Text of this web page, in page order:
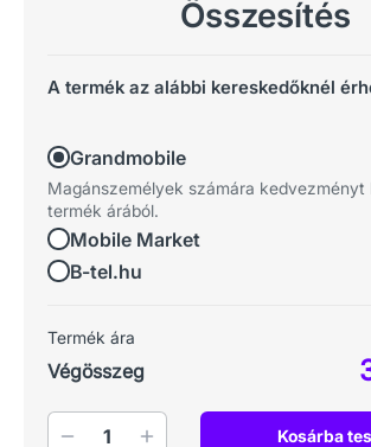
Összesítés
A termék az alábbi kereskedőknél
Grandmobile
Magánszemélyek számára kedvezményt
termék árából.
Mobile Market
B-tel.hu
Termék ára
Végösszeg
Mennyiség Kosárba